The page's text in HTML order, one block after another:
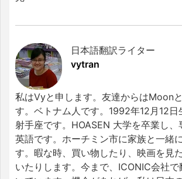
日本語翻訳ライター
vytran
私はVyと申します。友達からはMoon
す。ベトナム人です。1992年12月12日
射手座です。HOASEN 大学を卒業し、
英語です。ホーチミン市に家族と一緒
す。暇な時、買い物したり、映画を見
いたりします。今まで、ICONIC会社